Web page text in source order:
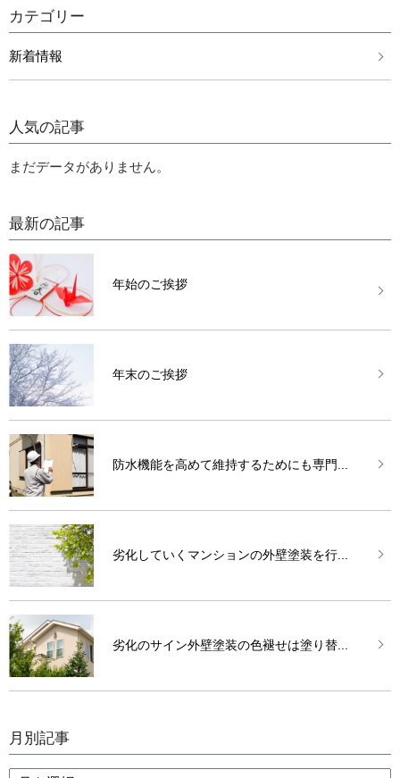
カテゴリー
新着情報
人気の記事
まだデータがありません。
最新の記事
年始のご挨拶
年末のご挨拶
防水機能を高めて維持するためにも専門...
劣化していくマンションの外壁塗装を行...
劣化のサイン外壁塗装の色褪せは塗り替...
月別記事